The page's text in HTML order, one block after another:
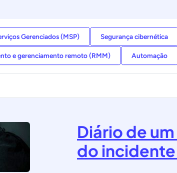
Gerenciados (MSP) Segurança cibernética
e gerenciamento remoto (RMM) Automação
Diário de
do